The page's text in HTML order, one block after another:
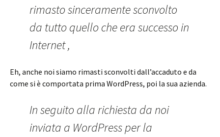
rimasto sinceramente sconvolto
da tutto quello che era successo in
Internet ,
Eh, anche noi siamo rimasti sconvolti dall’accaduto e da
come si è comportata prima WordPress, poi la sua azienda.
In seguito alla richiesta da noi
inviata a WordPress per la